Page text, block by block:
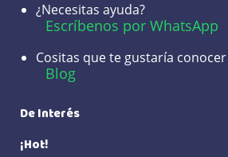
¿Necesitas ayuda?
Escríbenos por WhatsApp
Cositas que te gustaría conocer
Blog
De Interés
¡Hot!